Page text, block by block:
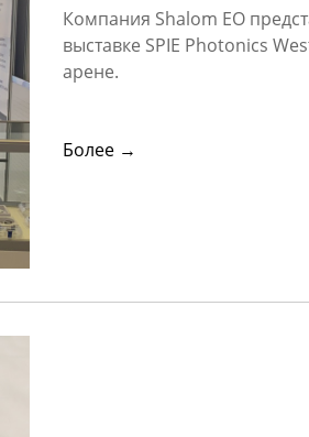
Компания Shalom EO
выставке SPIE Photonics
арене.
Более →